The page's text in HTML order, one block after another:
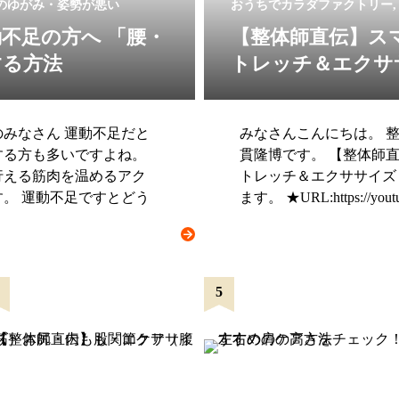
ゆがみ・姿勢が悪い
足の方へ 「腰・
方法
なさん 運動不足だと
方も多いですよね。
る筋肉を温めるアク
運動不足ですとどう
おうちでカラダファクトリー
【整体師直伝】
トレッチ＆エク
みなさんこんにちは。
貫隆博です。 【整体師
トレッチ＆エクササイ
ます。 ★URL:https://